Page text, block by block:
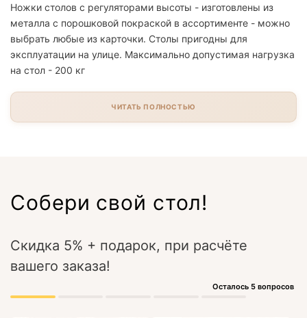
Ножки столов с регуляторами высоты - изготовлены из
металла с порошковой покраской в ассортименте - можно
выбрать любые из карточки. Столы пригодны для
эксплуатации на улице. Максимально допустимая нагрузка
на стол - 200 кг
ЧИТАТЬ ПОЛНОСТЬЮ
Собери свой стол!
Скидка 5% + подарок, при расчёте
вашего заказа!
Осталось 5 вопросов